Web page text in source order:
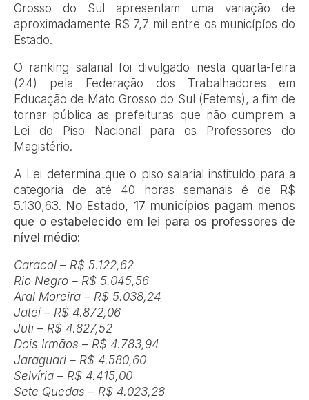
Grosso do Sul apresentam uma variação de
aproximadamente R$ 7,7 mil entre os municípíos do
Estado.
O ranking salarial foi divulgado nesta quarta-feira
(24) pela Federação dos Trabalhadores em
Educação de Mato Grosso do Sul (Fetems), a fim de
tornar pública as prefeituras que não cumprem a
Lei do Piso Nacional para os Professores do
Magistério.
A Lei determina que o piso salarial instituído para a
categoria de até 40 horas semanais é de R$
5.130,63. No Estado, 17 municípios pagam menos
que o estabelecido em lei para os professores de
nível médio:
Caracol – R$ 5.122,62
Rio Negro – R$ 5.045,56
Aral Moreira – R$ 5.038,24
Jateí – R$ 4.872,06
Juti – R$ 4.827,52
Dois Irmãos – R$ 4.783,94
Jaraguari – R$ 4.580,60
Selvíria – R$ 4.415,00
Sete Quedas – R$ 4.023,28